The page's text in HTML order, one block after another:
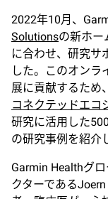
2022年10月、
Solutionsの新ホー
に合わせ、研究サ
した。このオンラ
展に貢献するため
コネクテッドエコ
研究に活用した
の研究事例を紹介
Garmin Healthグ
クターである